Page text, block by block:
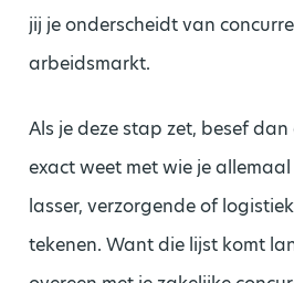
jij je onderscheidt van
arbeidsmarkt.
Als je deze stap zet, besef
exact weet met wie je
lasser, verzorgende of
tekenen. Want die lijst komt